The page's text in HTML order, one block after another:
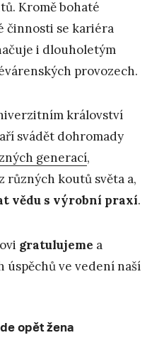
Kromě bohaté
činnosti se kariéra
i dlouholetým
provozech.
království
svádět dohromady
generací,
různých koutů světa a,
vědu s výrobní praxí.
gratulujeme a
úspěchů ve vedení naší
opět žena